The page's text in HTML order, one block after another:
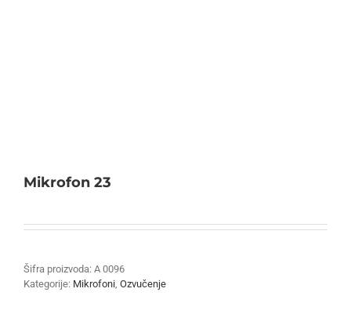
Mikrofon 23
Šifra proizvoda: A 0096
Kategorije: Mikrofoni, Ozvučenje